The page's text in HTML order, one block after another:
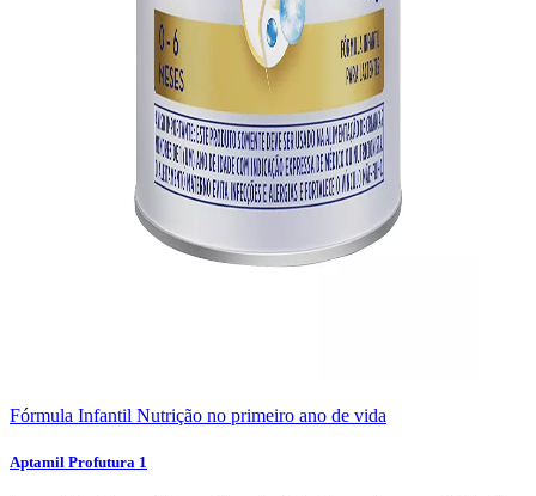
Fórmula Infantil Nutrição no primeiro ano de vida
Aptamil Profutura 1